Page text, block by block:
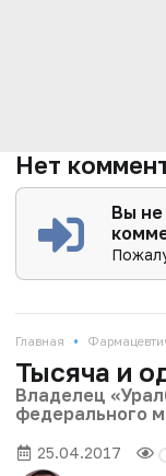
Нет
Вы
Главная •
Тысяча и
Владелец
федерального
25.04.2017